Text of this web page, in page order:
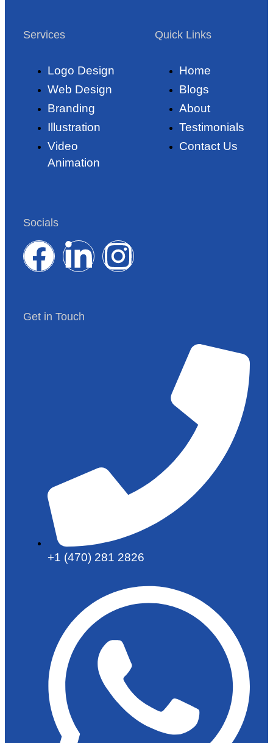
Services
Logo Design
Web Design
Branding
Illustration
Video
Animation
Quick Links
Home
Blogs
About
Testimonials
Contact Us
Socials
Get in Touch
+1 (470) 281 2826